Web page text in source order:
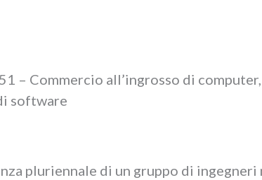
– Commercio all’ingrosso di computer,
software
pluriennale di un gruppo di ingegneri